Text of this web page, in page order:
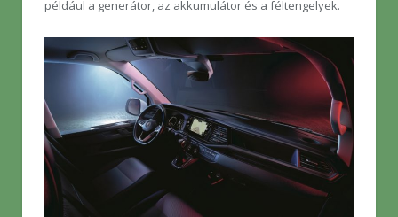
például a generátor, az akkumulátor és a féltengelyek.